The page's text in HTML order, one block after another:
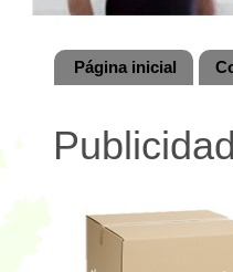
Página inicial